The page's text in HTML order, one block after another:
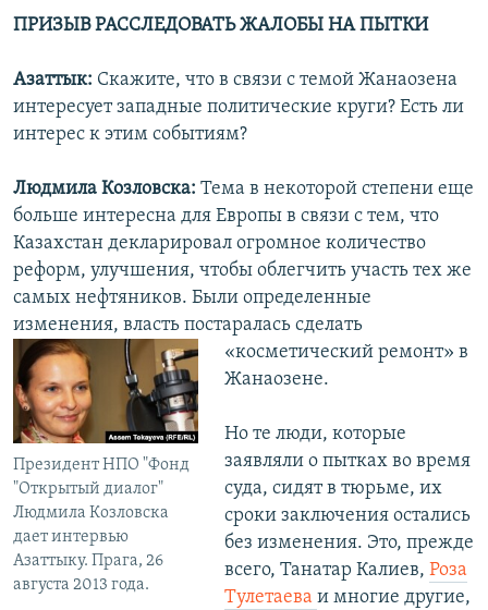
ПРИЗЫВ РАССЛЕДОВАТЬ ЖАЛОБЫ НА ПЫТКИ
Азаттык: Скажите, что в связи с темой Жанаозена
интересует западные политические круги? Есть ли
интерес к этим событиям?
Людмила Козловска: Тема в некоторой степени еще
больше интересна для Европы в связи с тем, что
Казахстан декларировал огромное количество
реформ, улучшения, чтобы облегчить участь тех же
самых нефтяников. Были определенные
изменения, власть постаралась сделать
«косметический ремонт»
Президент НПО "Фонд
"Открытый диалог"
Людмила Козловска
дает интервью
Азаттыку. Прага, 26
августа 2013 года.
в
Жанаозене.
Но те люди, которые
заявляли о пытках во время
суда, сидят в тюрьме, их
сроки заключения остались
без изменения. Это, прежде
всего, Танатар Калиев, Роза
Тулетаева и многие другие,